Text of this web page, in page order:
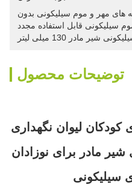
سیلیکونی قابل استفاده مجدد
مادر 130 میلی لیتر
توضیحات محصول
کودکان لیوان نگهداری
شیر مادر برای نوزادان
سیلیکونی